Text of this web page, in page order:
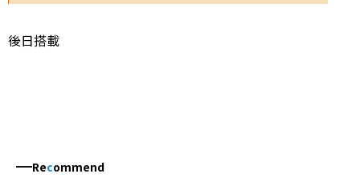
後日搭載
Recommend